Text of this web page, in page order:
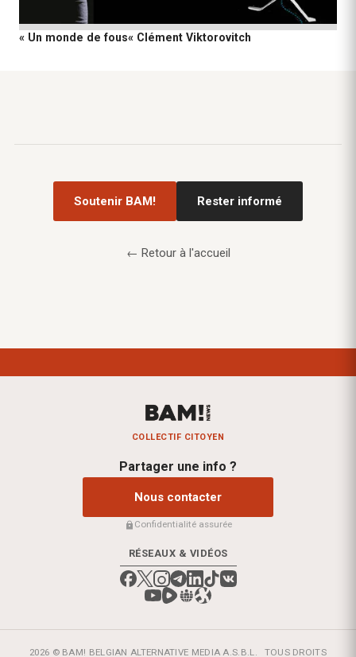
« Un monde de fous« Clément Viktorovitch
Soutenir BAM! Rester informé
← Retour à l'accueil
COLLECTIF CITOYEN
Partager une info ?
Nous contacter
Confidentialité assurée
RÉSEAUX & VIDÉOS
2026 © BAM! BELGIAN ALTERNATIVE MEDIA A.S.B.L. TOUS DROITS